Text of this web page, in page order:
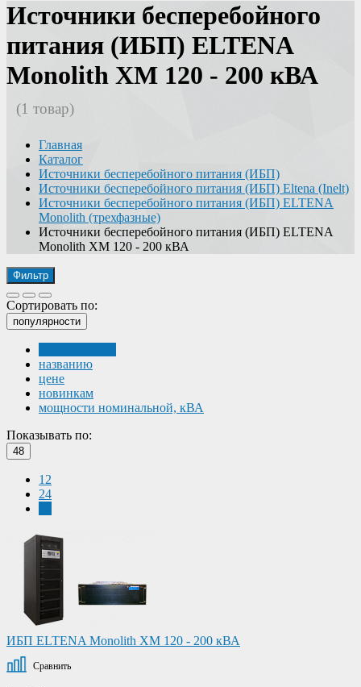
Источники бесперебойного
питания (ИБП) ELTENA
Monolith XM 120 - 200 кВА
(1 товар)
Главная
Каталог
Источники бесперебойного питания (ИБП)
Источники бесперебойного питания (ИБП) Eltena (Inelt)
Источники бесперебойного питания (ИБП) ELTENA
Monolith (трехфазные)
Источники бесперебойного питания (ИБП) ELTENA
Monolith XM 120 - 200 кВА
Фильтр
Сортировать по:
популярности
названию
цене
новинкам
мощности номинальной, кВА
Показывать по:
48
12
24
ИБП ELTENA Monolith XM 120 - 200 кВА
Сравнить